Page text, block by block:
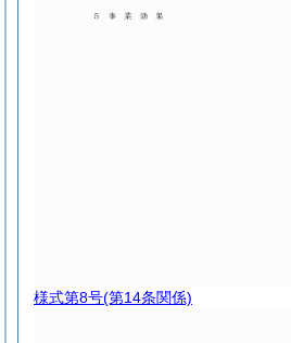
様式第8号(第14条関係)